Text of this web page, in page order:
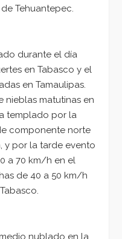
Tehuantepec.
durante el día
en Tabasco y el
en Tamaulipas.
nieblas matutinas en
templado por la
componente norte
y por la tarde evento
a 70 km/h en el
de 40 a 50 km/h
nublado en la